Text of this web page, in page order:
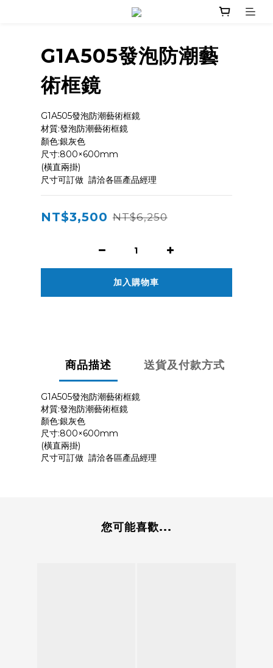
G1A505發泡防潮藝
術框鏡
G1A505發泡防潮藝術框鏡
材質:發泡防潮藝術框鏡
顏色:銀灰色
尺寸:800×600mm
(橫直兩掛)
尺寸可訂做  請洽各區產品經理
NT$3,500 NT$6,250
加入購物車
商品描述 送貨及付款方式
G1A505發泡防潮藝術框鏡
材質:發泡防潮藝術框鏡
顏色:銀灰色
尺寸:800×600mm
(橫直兩掛)
尺寸可訂做 請洽各區產品經理
您可能喜歡...